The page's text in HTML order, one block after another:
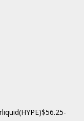
$56.25-